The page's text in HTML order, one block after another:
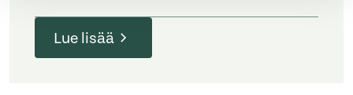
Lue lisää